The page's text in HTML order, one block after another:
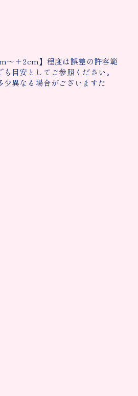
〜＋2cm】程度は誤差の許容範
目安としてご参照ください。
少異なる場合がございますた